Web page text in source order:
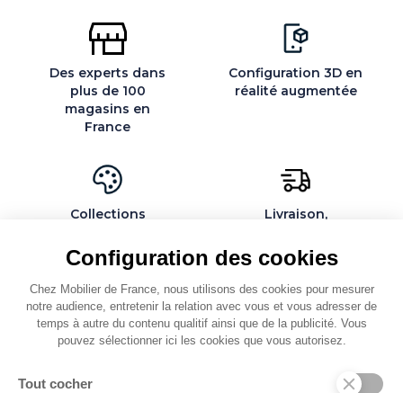
Configuration des cookies
Chez Mobilier de France, nous utilisons des cookies pour mesurer
notre audience, entretenir la relation avec vous et vous adresser de
temps à autre du contenu qualitif ainsi que de la publicité. Vous
pouvez sélectionner ici les cookies que vous autorisez.
Tout cocher
Des experts dans
plus de 100
magasins en
France
Configuration 3D en
réalité augmentée
Collections
personnalisables
Livraison,
montage par des
spécialistes
QUI SOMMES-NOUS
SERVICES ET PARTENAIRES